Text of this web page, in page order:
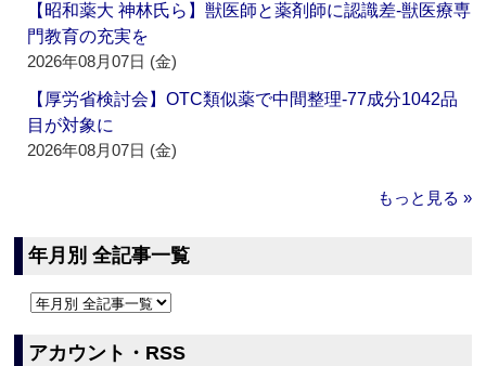
【昭和薬大 神林氏ら】獣医師と薬剤師に認識差‐獣医療専
門教育の充実を
2026年08月07日 (金)
【厚労省検討会】OTC類似薬で中間整理‐77成分1042品
目が対象に
2026年08月07日 (金)
もっと見る »
年月別 全記事一覧
アカウント・RSS